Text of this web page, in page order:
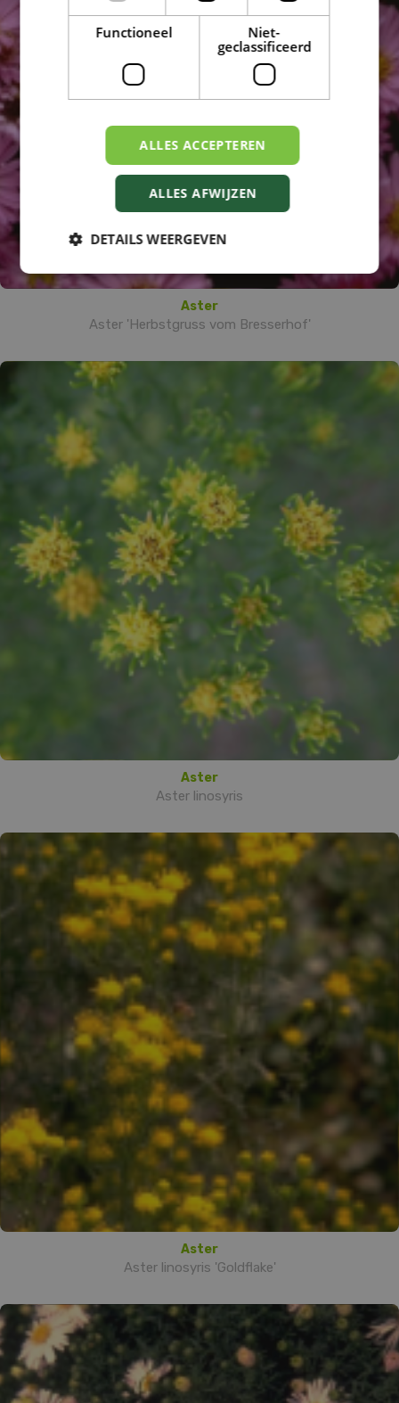
Aster
Aster 'Herbstgruss vom Bresserhof'
Aster
Aster linosyris
Aster
Aster linosyris 'Goldflake'
Functioneel
Niet-
geclassificeerd
ALLES ACCEPTEREN
ALLES AFWIJZEN
DETAILS WEERGEVEN